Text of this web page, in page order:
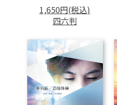
1,650円(税込)
四六判